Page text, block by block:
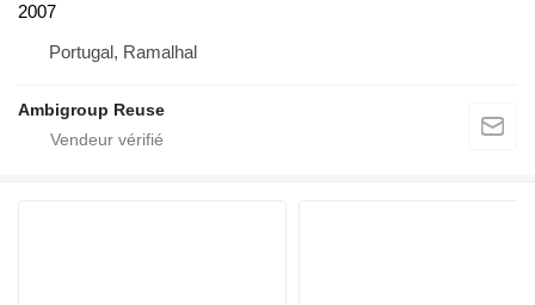
2007
Portugal, Ramalhal
Ambigroup Reuse